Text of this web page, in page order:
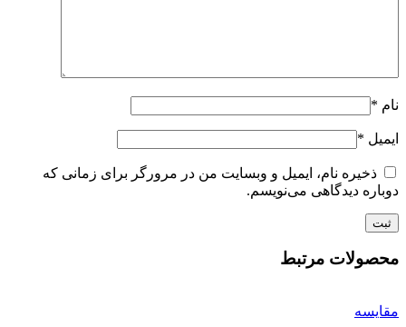
نام *
ایمیل *
ذخیره نام، ایمیل و وبسایت من در مرورگر برای زمانی که
دوباره دیدگاهی می‌نویسم.
محصولات مرتبط
مقایسه